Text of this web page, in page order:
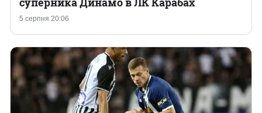
5 серпня 20:06